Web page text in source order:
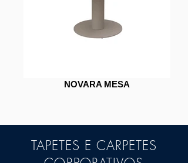
NOVARA MESA
TAPETES E CARPETES